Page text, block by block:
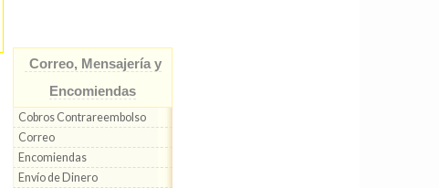
Correo, Mensajería y
Encomiendas
Cobros Contrareembolso
Correo
Encomiendas
Envío de Dinero